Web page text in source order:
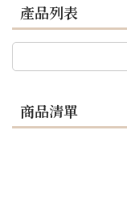
產品列表
商品清單